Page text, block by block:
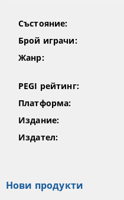
Състояние:
Брой играчи:
Жанр:
PEGI рейтинг:
Платформа:
Издание:
Издател:
Нови продукти